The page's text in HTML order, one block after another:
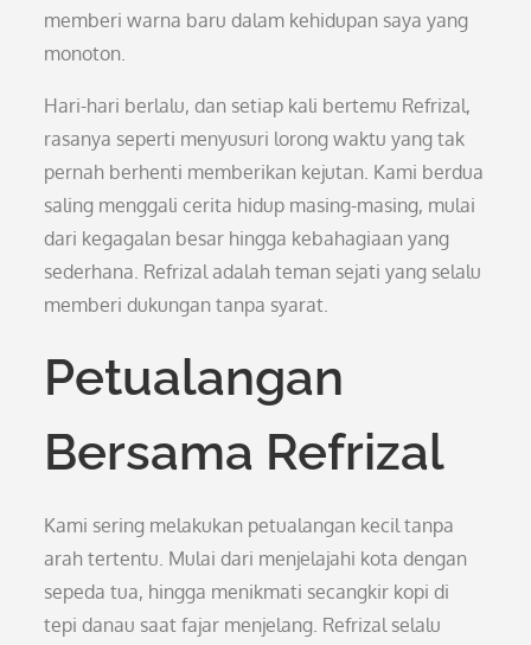
memberi warna baru dalam kehidupan saya yang
monoton.
Hari-hari berlalu, dan setiap kali bertemu Refrizal,
rasanya seperti menyusuri lorong waktu yang tak
pernah berhenti memberikan kejutan. Kami berdua
saling menggali cerita hidup masing-masing, mulai
dari kegagalan besar hingga kebahagiaan yang
sederhana. Refrizal adalah teman sejati yang selalu
memberi dukungan tanpa syarat.
Petualangan
Bersama Refrizal
Kami sering melakukan petualangan kecil tanpa
arah tertentu. Mulai dari menjelajahi kota dengan
sepeda tua, hingga menikmati secangkir kopi di
tepi danau saat fajar menjelang. Refrizal selalu